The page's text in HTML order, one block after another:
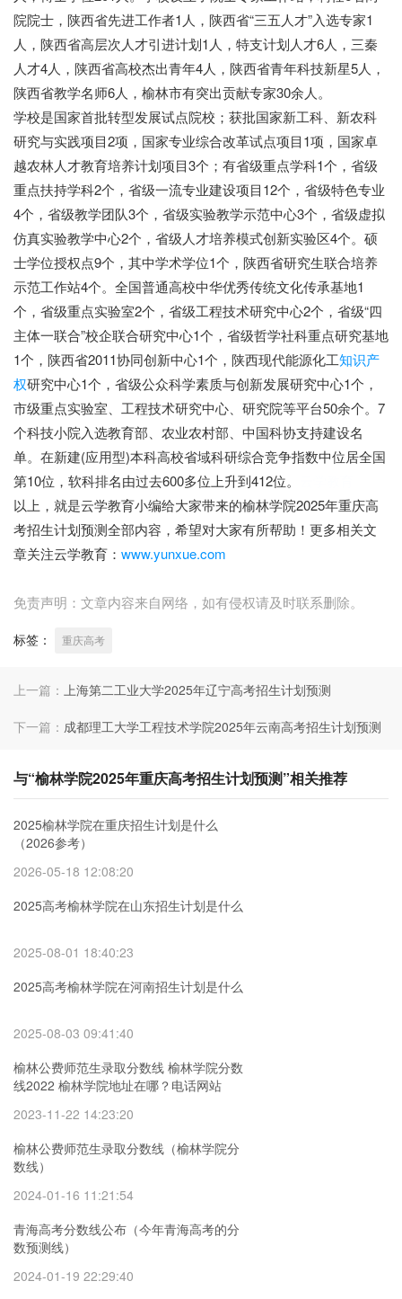
院院士，陕西省先进工作者1人，陕西省“三五人才”入选专家1
人，陕西省高层次人才引进计划1人，特支计划人才6人，三秦
人才4人，陕西省高校杰出青年4人，陕西省青年科技新星5人，
陕西省教学名师6人，榆林市有突出贡献专家30余人。
学校是国家首批转型发展试点院校；获批国家新工科、新农科
研究与实践项目2项，国家专业综合改革试点项目1项，国家卓
越农林人才教育培养计划项目3个；有省级重点学科1个，省级
重点扶持学科2个，省级一流专业建设项目12个，省级特色专业
4个，省级教学团队3个，省级实验教学示范中心3个，省级虚拟
仿真实验教学中心2个，省级人才培养模式创新实验区4个。硕
士学位授权点9个，其中学术学位1个，陕西省研究生联合培养
示范工作站4个。全国普通高校中华优秀传统文化传承基地1
个，省级重点实验室2个，省级工程技术研究中心2个，省级“四
主体一联合”校企联合研究中心1个，省级哲学社科重点研究基地
1个，陕西省2011协同创新中心1个，陕西现代能源化工知识产
权研究中心1个，省级公众科学素质与创新发展研究中心1个，
市级重点实验室、工程技术研究中心、研究院等平台50余个。7
个科技小院入选教育部、农业农村部、中国科协支持建设名
单。在新建(应用型)本科高校省域科研综合竞争指数中位居全国
第10位，软科排名由过去600多位上升到412位。
以上，就是云学教育小编给大家带来的榆林学院2025年重庆高
考招生计划预测全部内容，希望对大家有所帮助！更多相关文
章关注云学教育： www.yunxue.com
免责声明：文章内容来自网络，如有侵权请及时联系删除。
标签： 重庆高考
上一篇： 上海第二工业大学2025年辽宁高考招生计划预测
下一篇： 成都理工大学工程技术学院2025年云南高考招生计划预测
与“榆林学院2025年重庆高考招生计划预测”相关推荐
2025榆林学院在重庆招生计划是什么
（2026参考）
2026-05-18 12:08:20
2025高考榆林学院在山东招生计划是什么
2025-08-01 18:40:23
2025高考榆林学院在河南招生计划是什么
2025-08-03 09:41:40
榆林公费师范生录取分数线 榆林学院分数
线2022 榆林学院地址在哪？电话网站
2023-11-22 14:23:20
榆林公费师范生录取分数线（榆林学院分
数线）
2024-01-16 11:21:54
青海高考分数线公布（今年青海高考的分
数预测线）
2024-01-19 22:29:40